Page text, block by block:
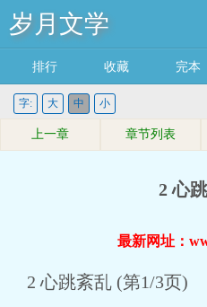
岁月文学
排行 收藏 完本
字: 大 中 小
上一章 章节列表
2 心
最新网址：
2 心跳紊乱 (第1/3页)